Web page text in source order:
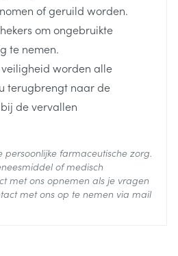
actieve ingrediënten
(15°C - 25°C)
of geruild worden.
om ongebruikte
te nemen.
worden alle
terugbrengt naar de
de vervallen
farmaceutische zorg.
of medisch
met ons opnemen als je vragen
met ons op te nemen via mail